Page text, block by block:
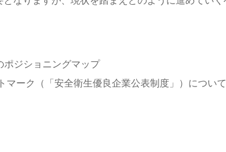
ポジショニングマップ
マーク（「安全衛生優良企業公表制度」）について